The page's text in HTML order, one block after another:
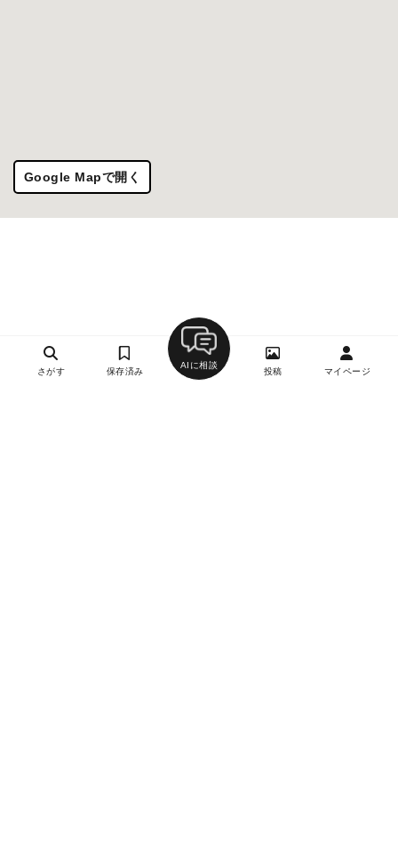
Google Mapで開く
さがす 保存済み
AIに相談
投稿 マイページ